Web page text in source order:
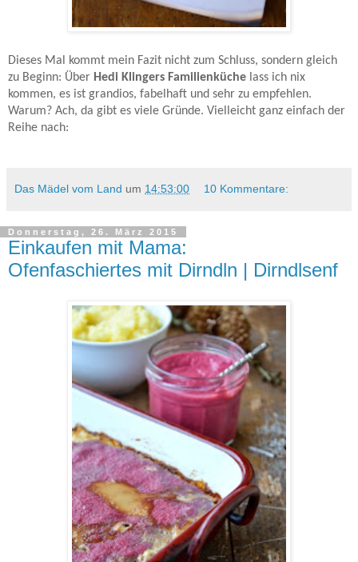
Dieses Mal kommt mein Fazit nicht zum Schluss, sondern gleich
zu Beginn: Über Hedi Klingers Familienküche lass ich nix
kommen, es ist grandios, fabelhaft und sehr zu empfehlen.
Warum? Ach, da gibt es viele Gründe. Vielleicht ganz einfach der
Reihe nach:
Das Mädel vom Land um 14:53:00 10 Kommentare:
Donnerstag, 26. März 2015
Einkaufen mit Mama:
Ofenfaschiertes mit Dirndln | Dirndlsenf